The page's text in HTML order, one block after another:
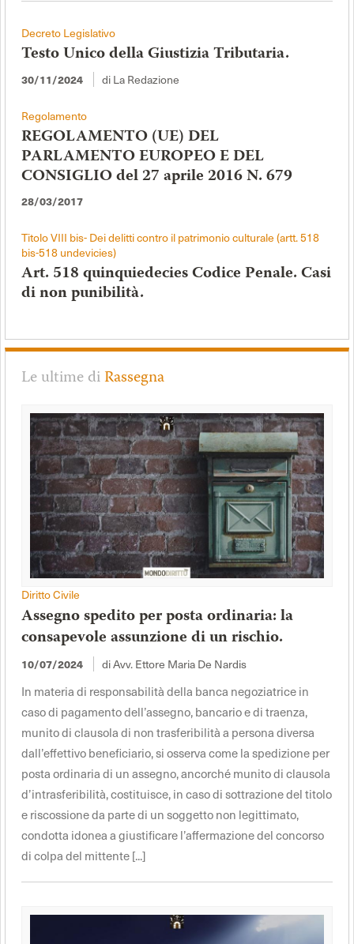
Decreto Legislativo
Testo Unico della Giustizia Tributaria.
30/11/2024 di La Redazione
Regolamento
REGOLAMENTO (UE) DEL
PARLAMENTO EUROPEO E DEL
CONSIGLIO del 27 aprile 2016 N. 679
28/03/2017
Titolo VIII bis- Dei delitti contro il patrimonio culturale (artt. 518
bis-518 undevicies)
Art. 518 quinquiedecies Codice Penale. Casi
di non punibilità.
Le ultime diRassegna
Diritto Civile
Assegno spedito per posta ordinaria: la
consapevole assunzione di un rischio.
10/07/2024 di Avv. Ettore Maria De Nardis
In materia di responsabilità della banca negoziatrice in
caso di pagamento dell’assegno, bancario e di traenza,
munito di clausola di non trasferibilità a persona diversa
dall’effettivo beneficiario, si osserva come la spedizione per
posta ordinaria di un assegno, ancorché munito di clausola
d’intrasferibilità, costituisce, in caso di sottrazione del titolo
e riscossione da parte di un soggetto non legittimato,
condotta idonea a giustificare l’affermazione del concorso
di colpa del mittente [...]